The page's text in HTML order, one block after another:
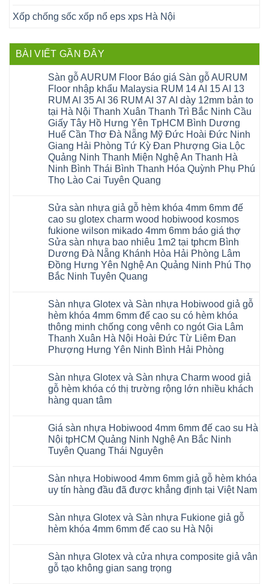
Xốp chống sốc xốp nổ eps xps Hà Nội
BÀI VIẾT GẦN ĐÂY
Sàn gỗ AURUM Floor Báo giá Sàn gỗ AURUM
Floor nhập khẩu Malaysia RUM 14 AI 15 AI 13
RUM AI 35 AI 36 RUM AI 37 AI dày 12mm bản to
tại Hà Nội Thanh Xuân Thanh Trì Bắc Ninh Cầu
Giấy Tây Hồ Hưng Yên TpHCM Bình Dương
Huế Cần Thơ Đà Nẵng Mỹ Đức Hoài Đức Ninh
Giang Hải Phòng Tứ Kỳ Đan Phượng Gia Lộc
Quảng Ninh Thanh Miện Nghệ An Thanh Hà
Ninh Bình Thái Bình Thanh Hóa Quỳnh Phụ Phú
Thọ Lào Cai Tuyên Quang
bình
luận
ở
Sàn
gỗ
AURUM
Floor
Báo
giá
Sàn
Floor
nhập
khẩu
Malaysia
14
AI
RUM
AI
35
AI
AI
37
AI
dày
12mm
to
tại
Hà
Nội
Xuân
Thanh
Trì
Cầu
Giấy
Tây
Hồ
Sửa sàn nhựa giả gỗ hèm khóa 4mm 6mm đế
cao su glotex charm wood hobiwood kosmos
fukione wilson mikado 4mm 6mm báo giá thợ
Sửa sàn nhựa bao nhiêu 1m2 tại tphcm Bình
Dương Đà Nẵng Khánh Hòa Hải Phòng Lâm
Đồng Hưng Yên Nghệ An Quảng Ninh Phú Thọ
Bắc Ninh Tuyên Quang
bình
luận
ở
Sửa
sàn
nhựa
giả
khóa
4mm
6mm
đế
cao
charm
wood
hobiwood
kosmos
mikado
4mm
6mm
thợ
Sửa
sàn
nhiêu
1m2
tại
Sàn nhựa Glotex và Sàn nhựa Hobiwood giả gỗ
hèm khóa 4mm 6mm đế cao su có hèm khóa
thông minh chống cong vênh co ngót Gia Lâm
Thanh Xuân Hà Nội Hoài Đức Từ Liêm Đan
Phượng Hưng Yên Ninh Bình Hải Phòng
bình
luận
ở
Sàn
và
Sàn
nhựa
Hobiwood
giả
khóa
4mm
6mm
su
có
hèm
minh
chống
cong
Sàn nhựa Glotex và Sàn nhựa Charm wood giả
gỗ hèm khóa có thị trường rộng lớn nhiều khách
hàng quan tâm
bình
luận
ở
Sàn
và
Sàn
nhựa
giả
gỗ
hèm
thị
trường
rộng
Giá sàn nhựa Hobiwood 4mm 6mm đế cao su Hà
Nội tpHCM Quảng Ninh Nghệ An Bắc Ninh
Tuyên Quang Thái Nguyên
bình
luận
ở
nhựa
Hobiwood
4mm
cao
Hà
Sàn nhựa Hobiwood 4mm 6mm giả gỗ hèm khóa
uy tín hàng đầu đã được khẳng định tại Việt Nam
bình
luận
ở
Hobiwood
4mm
6mm
Sàn nhựa Glotex và Sàn nhựa Fukione giả gỗ
hèm khóa 4mm 6mm đế cao su Hà Nội
bình
luận
ở
Sàn nhựa Glotex và cửa nhựa composite giả vân
gỗ tạo không gian sang trọng